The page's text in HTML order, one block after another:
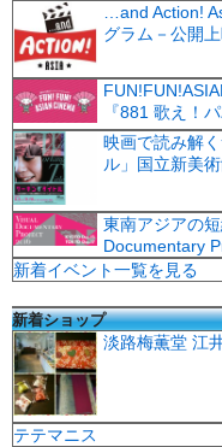
…and Action!
グラム－公開
『881 歌え！
映画で読み解
ル」国立新美
東南アジアの
Documentary
新着イベント一覧を見る
新着ショップ
淡路梅薫堂 江
テテマニス